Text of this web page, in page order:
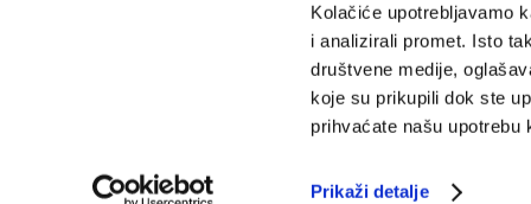
Kolačiće upotrebljavamo
i analizirali promet. Isto
društvene medije,
koje su prikupili dok ste
prihvaćate našu upotrebu
Prikaži detalje
© 2013- 2026 |